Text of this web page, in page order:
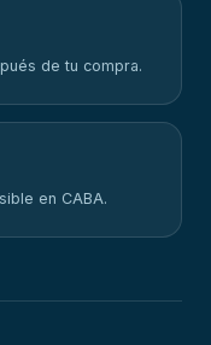
de tu compra.
en CABA.